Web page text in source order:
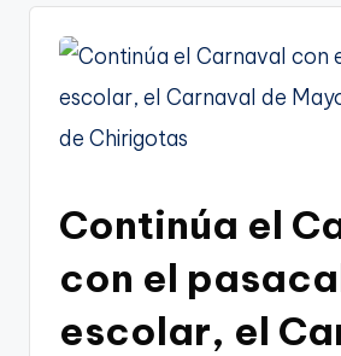
a
informa
Cartagena,
Cartagena,
Continúa el
con el
escolar, el